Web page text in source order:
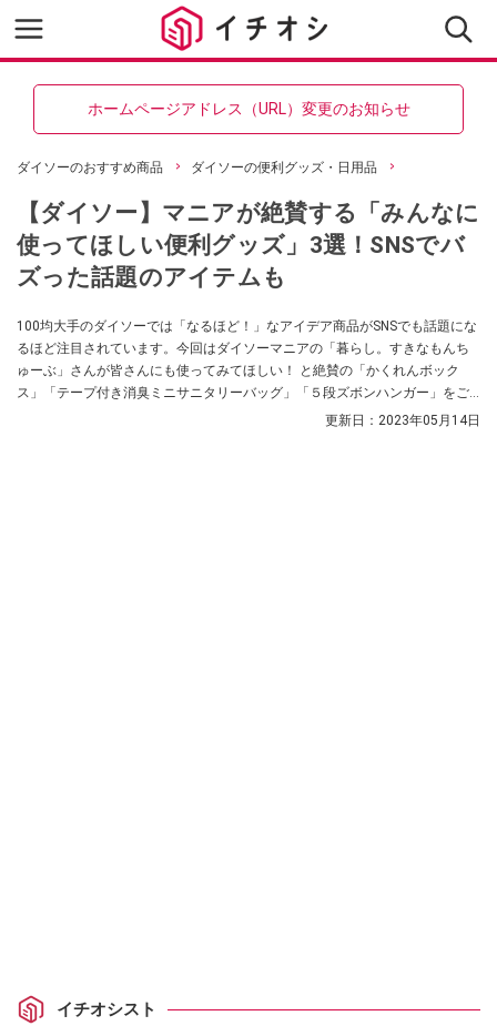
ホームページアドレス（URL）変更のお知らせ
ダイソーのおすすめ商品 ダイソーの便利グッズ・日用品
【ダイソー】マニアが絶賛する「みんなに
使ってほしい便利グッズ」3選！SNSでバ
ズった話題のアイテムも
100均大手のダイソーでは「なるほど！」なアイデア商品がSNSでも話題にな
るほど注目されています。今回はダイソーマニアの「暮らし。すきなもんち
ゅーぶ」さんが皆さんにも使ってみてほしい！ と絶賛の「かくれんボック
ス」「テープ付き消臭ミニサニタリーバッグ」「５段ズボンハンガー」をご
更新日： 2023年05月14日
イチオシスト